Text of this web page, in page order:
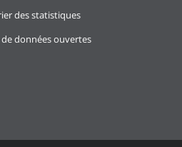
des statistiques
données ouvertes